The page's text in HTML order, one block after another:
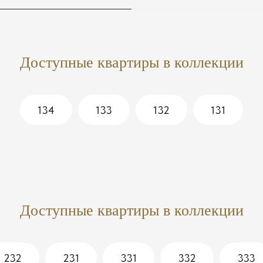
Доступные квартиры в коллекции
134 133 132 131
Доступные квартиры в коллекции
232 231 331 332 333